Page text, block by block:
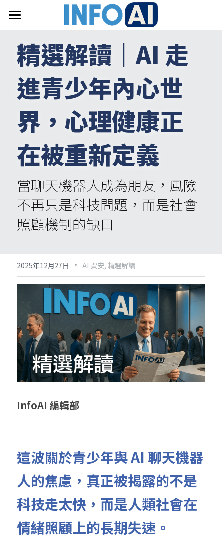
關於InfoAI
訂閱電子報
最新文章
搜索
email聯絡
精選解讀｜AI 走
進青少年內心世
界，心理健康正
在被重新定義
當聊天機器人成為朋友，風險
不再只是科技問題，而是社會
照顧機制的缺口
2025年12月27日 · AI 資安, 精選解讀
InfoAI 編輯部
這波關於青少年與 AI 聊天機器
人的焦慮，真正被揭露的不是
科技走太快，而是人類社會在
情緒照顧上的長期失速。